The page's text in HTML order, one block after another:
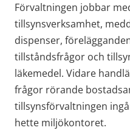
Förvaltningen jobbar
tillsynsverksamhet,
dispenser,
tillståndsfrågor och
läkemedel. Vidare
frågor rörande
tillsynsförvaltningen
hette miljökontoret.